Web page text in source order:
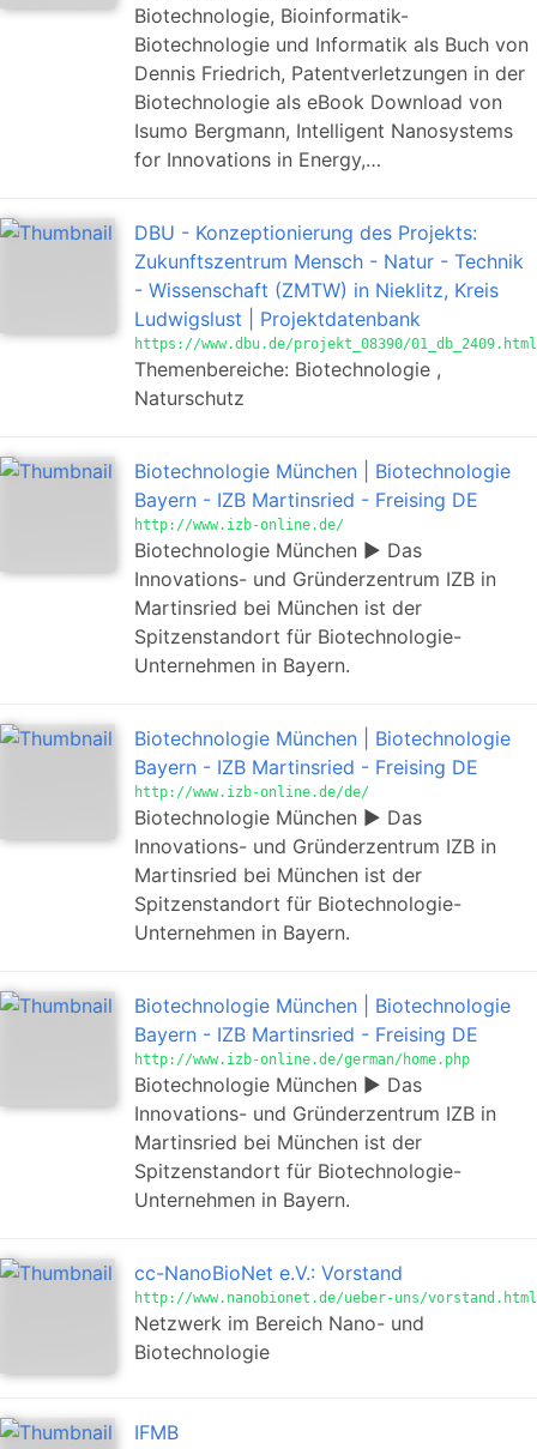
Biotechnologie, Bioinformatik-
Biotechnologie und Informatik als Buch von
Dennis Friedrich, Patentverletzungen in der
Biotechnologie als eBook Download von
Isumo Bergmann, Intelligent Nanosystems
for Innovations in Energy,…
DBU - Konzeptionierung des Projekts:
Zukunftszentrum Mensch - Natur - Technik
- Wissenschaft (ZMTW) in Nieklitz, Kreis
Ludwigslust | Projektdatenbank
https://www.dbu.de/projekt_08390/01_db_2409.html
Themenbereiche: Biotechnologie ,
Naturschutz
Biotechnologie München | Biotechnologie
Bayern - IZB Martinsried - Freising DE
http://www.izb-online.de/
Biotechnologie München ► Das
Innovations- und Gründerzentrum IZB in
Martinsried bei München ist der
Spitzenstandort für Biotechnologie-
Unternehmen in Bayern.
Biotechnologie München | Biotechnologie
Bayern - IZB Martinsried - Freising DE
http://www.izb-online.de/de/
Biotechnologie München ► Das
Innovations- und Gründerzentrum IZB in
Martinsried bei München ist der
Spitzenstandort für Biotechnologie-
Unternehmen in Bayern.
Biotechnologie München | Biotechnologie
Bayern - IZB Martinsried - Freising DE
http://www.izb-online.de/german/home.php
Biotechnologie München ► Das
Innovations- und Gründerzentrum IZB in
Martinsried bei München ist der
Spitzenstandort für Biotechnologie-
Unternehmen in Bayern.
cc-NanoBioNet e.V.: Vorstand
http://www.nanobionet.de/ueber-uns/vorstand.html
Netzwerk im Bereich Nano- und
Biotechnologie
IFMB